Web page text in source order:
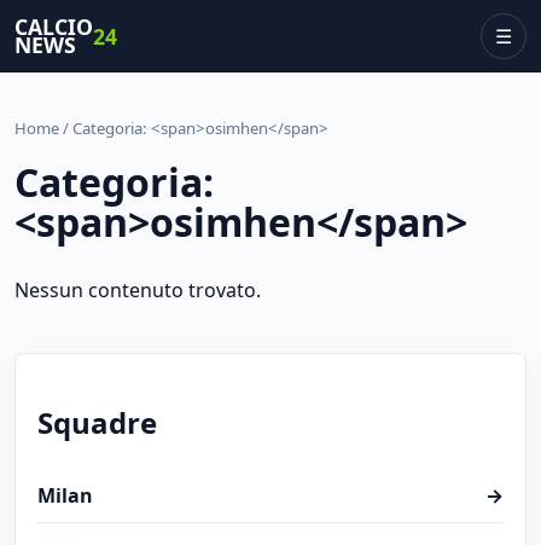
CALCIO
NEWS 24 ☰
Home/ Categoria: <span>osimhen</span>
Categoria:
<span>osimhen</span>
Nessun contenuto trovato.
Squadre
Milan →